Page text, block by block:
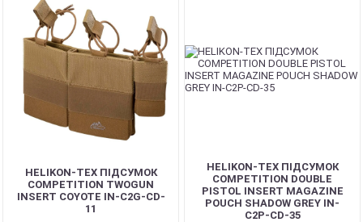
HELIKON-TEX ПІДСУМОК
COMPETITION TWOGUN
INSERT COYOTE IN-C2G-CD-
11
HELIKON-TEX ПІДСУМОК
COMPETITION DOUBLE
PISTOL INSERT MAGAZINE
POUCH SHADOW GREY IN-
C2P-CD-35